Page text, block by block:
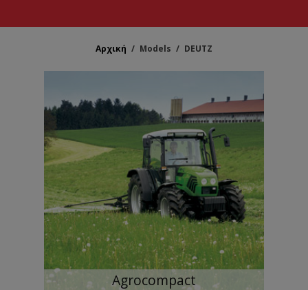
Αρχική / Models / DEUTZ
Agrocompact